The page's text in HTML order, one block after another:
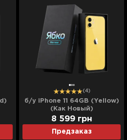
(4)
б/у iPhone 11 64GB (Yellow)
(Как Новый)
Предзаказ
8 599 грн